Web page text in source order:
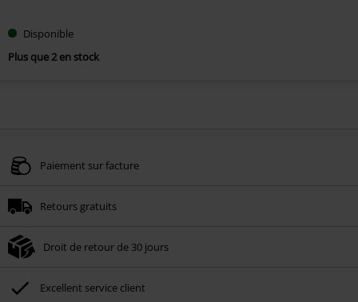
Disponible
Plus que 2 en stock
Paiement sur facture
Retours gratuits
Droit de retour de 30 jours
Excellent service client